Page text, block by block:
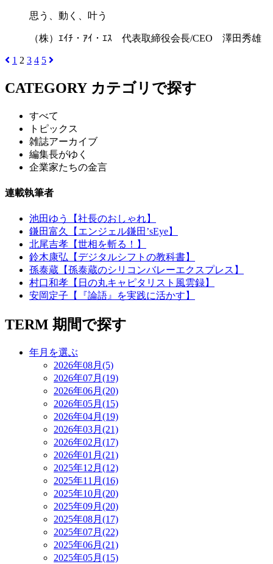
思う、動く、叶う
（株）ｴｲﾁ・ｱｲ・ｴｽ 代表取締役会長/CEO 澤田秀雄
1 2 3 4 5
CATEGORY カテゴリで探す
すべて
トピックス
雑誌アーカイブ
編集長がゆく
企業家たちの金言
連載執筆者
池田ゆう【社長のおしゃれ】
鎌田富久【エンジェル鎌田’sEye】
北尾吉孝【世相を斬る！】
鈴木康弘【デジタルシフトの教科書】
孫泰蔵【孫泰蔵のシリコンバレーエクスプレス】
村口和孝【日の丸キャピタリスト風雲録】
安岡定子【『論語』を実践に活かす】
TERM 期間で探す
年月を選ぶ
2026年08月(5)
2026年07月(19)
2026年06月(20)
2026年05月(15)
2026年04月(19)
2026年03月(21)
2026年02月(17)
2026年01月(21)
2025年12月(12)
2025年11月(16)
2025年10月(20)
2025年09月(20)
2025年08月(17)
2025年07月(22)
2025年06月(21)
2025年05月(15)